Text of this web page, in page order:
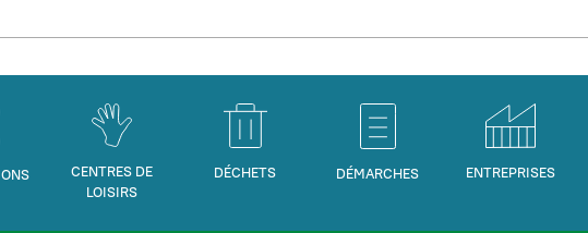
CENTRES DE
LOISIRS
DÉCHETS DÉMARCHES ENTREPRISES